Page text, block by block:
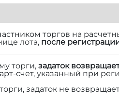
торгов на
лота, после
торги, задаток
счет, указанный при
задаток не